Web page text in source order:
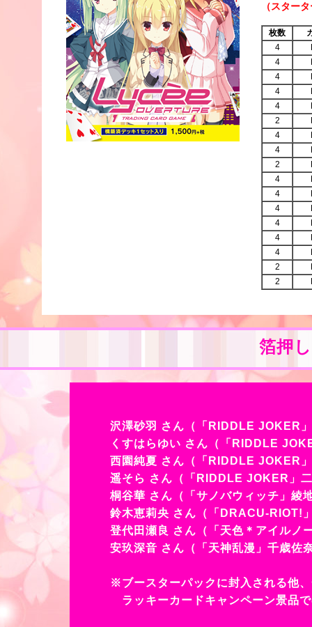
（スター
枚数
4
4
4
4
4
2
4
4
2
4
4
4
4
4
4
2
2
箔押
沢澤砂羽 さん（「RIDDLE JOKER
くすはらゆい さん（「RIDDLE
西園純夏 さん（「RIDDLE JOKER
遥そら さん（「RIDDLE JOKER」
桐谷華 さん（「サノバウィッチ」綾
鈴木恵莉央 さん（「DRACU-RIOT!
登代田瀬良 さん（「天色＊アイルノ
安玖深音 さん（「天神乱漫」千歳
※ブースターパックに封入される他
ラッキーカードキャンペーン景品